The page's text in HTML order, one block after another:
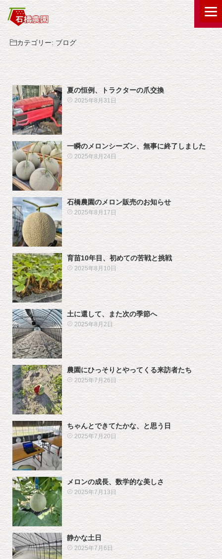
カテゴリー: ブログ
夏の恒例、トラクターの爪交換
2025年8月31日
一瞬のメロンシーズン、無事に終了しました
2025年8月24日
石橋農園のメロン販売のお知らせ
2025年8月17日
育苗10年目、初めての苦戦と挑戦
2025年8月10日
土に還して、また次の季節へ
2025年8月2日
農園にひっそりとやってくる来訪者たち
2025年7月26日
ちゃんとできてたかな、と思う日
2025年7月20日
メロンの成長、数学的な美しさ
2025年7月13日
静かな土日
2025年7月6日